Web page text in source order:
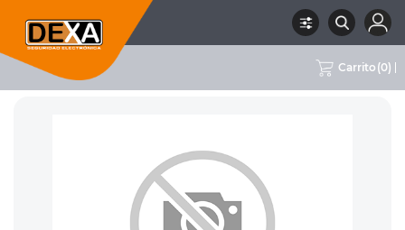
Carrito (0)
RUBRO SUBRUBRO